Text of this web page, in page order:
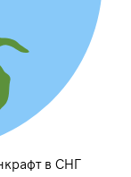
в СНГ